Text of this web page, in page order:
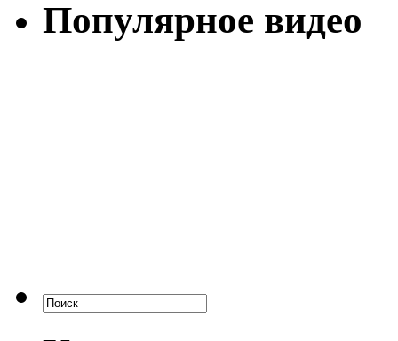
Популярное видео